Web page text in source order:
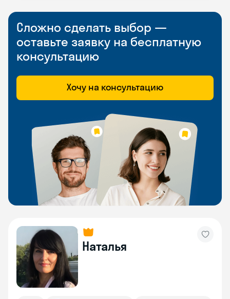
Сложно сделать выбор —
оставьте заявку на бесплатную
консультацию
Хочу на консультацию
Наталья